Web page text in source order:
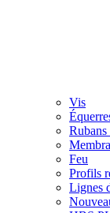
Vis
Rubans
Feu
Profils
Lignes